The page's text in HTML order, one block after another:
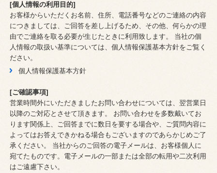
[個人情報の利用目的]
お客様からいただくお名前、住所、電話番号などのご連絡の内容
につきましては、ご回答を差し上げるため、その他、何らかの理
由でご連絡を取る必要が生じたときに利用致します。 当社の個
人情報の取扱い基準については、個人情報保護基本方針をご覧く
ださい。
個人情報保護基本方針
[ご確認事項]
営業時間外にいただきましたお問い合わせについては、翌営業日
以降のご対応とさせて頂きます。 お問い合わせを多数戴いてお
ります関係上、ご回答までに数日を要する場合や、ご質問内容に
よってはお答えできかねる場合もございますのであらかじめご了
承ください。 当社からのご回答の電子メールは、お客様個人に
宛てたものです。電子メールの一部または全部の転用や二次利用
はご遠慮下さい。